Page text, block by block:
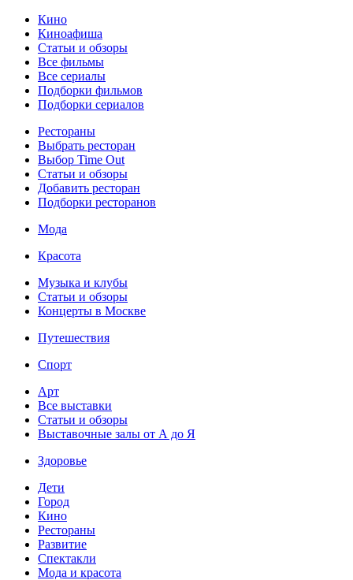
Кино
Киноафиша
Статьи и обзоры
Все фильмы
Все сериалы
Подборки фильмов
Подборки сериалов
Рестораны
Выбрать ресторан
Выбор Time Out
Статьи и обзоры
Добавить ресторан
Подборки ресторанов
Мода
Красота
Музыка и клубы
Статьи и обзоры
Концерты в Москве
Путешествия
Спорт
Арт
Все выставки
Статьи и обзоры
Выставочные залы от А до Я
Здоровье
Дети
Город
Кино
Рестораны
Развитие
Спектакли
Мода и красота